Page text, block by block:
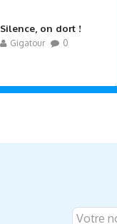
Silence, on dort !
Gigatour 0